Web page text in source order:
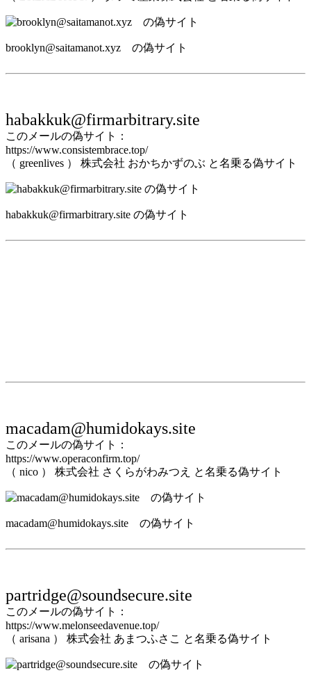
brooklyn@saitamanot.xyz の偽サイト
habakkuk@firmarbitrary.site
このメールの偽サイト：
https://www.consistembrace.top/
（ greenlives ） 株式会社 おかちかずのぶ と名乗る偽サイト
habakkuk@firmarbitrary.site の偽サイト
macadam@humidokays.site
このメールの偽サイト：
https://www.operaconfirm.top/
（ nico ） 株式会社 さくらがわみつえ と名乗る偽サイト
macadam@humidokays.site の偽サイト
partridge@soundsecure.site
このメールの偽サイト：
https://www.melonseedavenue.top/
（ arisana ） 株式会社 あまつふさこ と名乗る偽サイト